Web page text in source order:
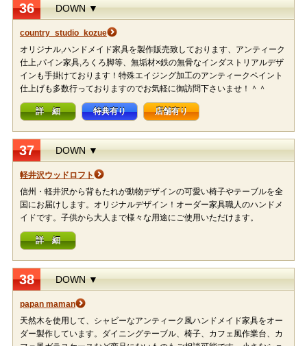
36 DOWN ▼
country_studio_kozue
オリジナル,ハンドメイド家具を製作販売致しております、アンティーク
仕上,パイン家具,ろくろ脚等、無垢材×鉄の無骨なインダストリアルデザ
インも手掛けております！特殊エイジング加工のアンティークペイント
仕上げも多数行っておりますのでお気軽に御訪問下さいませ！＾＾
詳 細 特典有り 店舗有り
37 DOWN ▼
軽井沢ウッドロフト
信州・軽井沢から背もたれが動物デザインの可愛い椅子やテーブルを全
国にお届けします。オリジナルデザイン！オーダー家具職人のハンドメ
イドです。子供から大人まで様々な用途にご使用いただけます。
詳 細
38 DOWN ▼
papan maman
天然木を使用して、シャビーなアンティーク風ハンドメイド家具をオー
ダー製作しています。ダイニングテーブル、椅子、カフェ風作業台、カ